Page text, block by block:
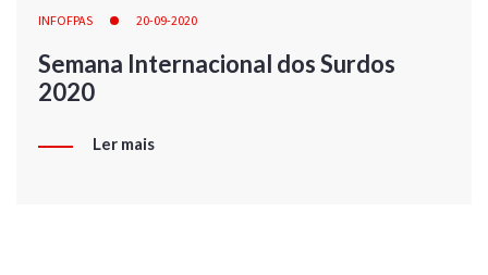
INFOFPAS 20-09-2020
Semana Internacional dos Surdos
2020
Ler mais